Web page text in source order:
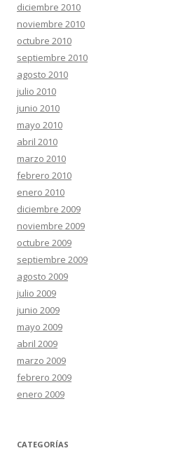
diciembre 2010
noviembre 2010
octubre 2010
septiembre 2010
agosto 2010
julio 2010
junio 2010
mayo 2010
abril 2010
marzo 2010
febrero 2010
enero 2010
diciembre 2009
noviembre 2009
octubre 2009
septiembre 2009
agosto 2009
julio 2009
junio 2009
mayo 2009
abril 2009
marzo 2009
febrero 2009
enero 2009
CATEGORÍAS